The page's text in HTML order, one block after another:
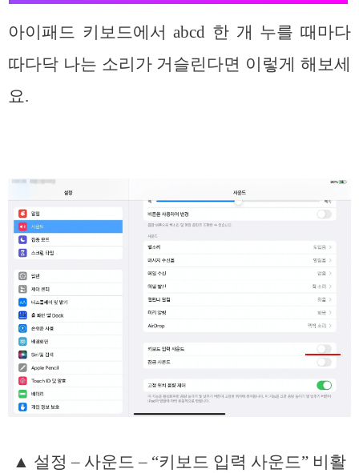
아이패드 키보드에서 abcd 한 개 누를 때마다
따다닥 나는 소리가 거슬린다면 이렇게 해보세
요.
▲ 설정 – 사운드 – “키보드 입력 사운드” 비활